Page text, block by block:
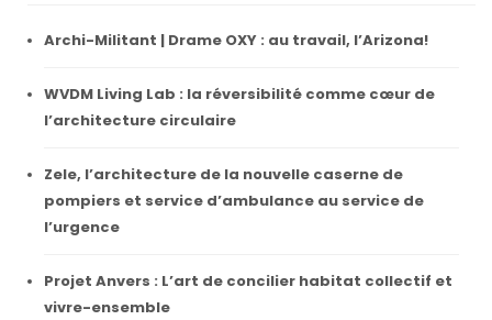
Archi-Militant | Drame OXY : au travail, l’Arizona!
WVDM Living Lab : la réversibilité comme cœur de
l’architecture circulaire
Zele, l’architecture de la nouvelle caserne de
pompiers et service d’ambulance au service de
l’urgence
Projet Anvers : L’art de concilier habitat collectif et
vivre-ensemble